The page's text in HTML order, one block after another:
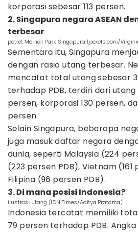
korporasi sebesar 113 persen.
2. Singapura negara ASEAN
terbesar
potret Merlion Park Singapura (pexels.com/
Sementara itu, Singapura
dengan rasio utang terbesar.
mencatat total utang sebesar
terhadap PDB, terdiri dari
persen, korporasi 130 persen,
persen.
Selain Singapura, beberapa
juga masuk daftar negara
dunia, seperti Malaysia (224
(223 persen PDB), Vietnam (161
Filipina (96 persen PDB).
3. Di mana posisi Indonesia?
ilustrasi utang (IDN Times/Aditya Pratama)
Indonesia tercatat memiliki
79 persen terhadap PDB.